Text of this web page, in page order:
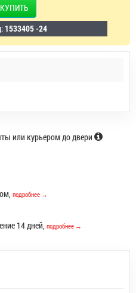
1533405 -24
или курьером до двери
подробнее →
14 дней, подробнее →